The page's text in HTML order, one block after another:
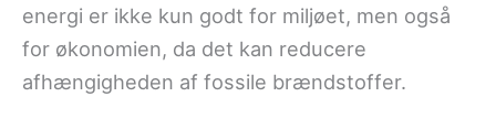
energi er ikke kun godt for miljøet, men også
for økonomien, da det kan reducere
afhængigheden af fossile brændstoffer.